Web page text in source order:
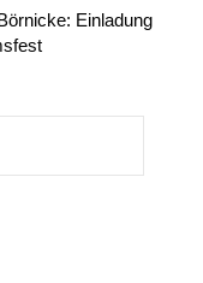
Einladung